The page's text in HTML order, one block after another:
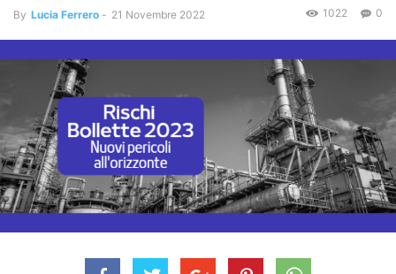
By Lucia Ferrero - 21 Novembre 2022 0
1022